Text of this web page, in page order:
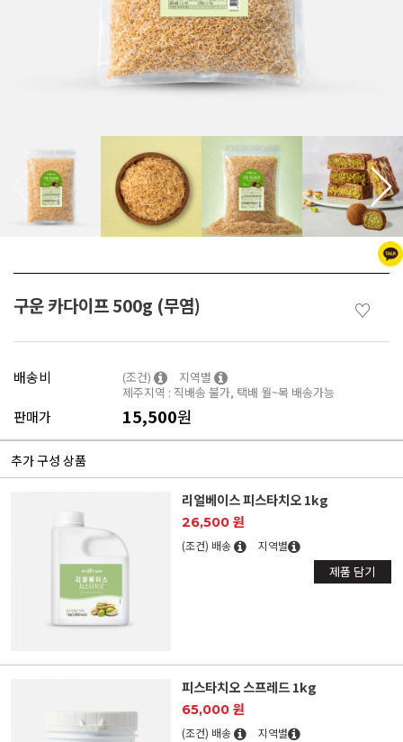
구운 카다이프 500g (무염) ♡
배송비 (조건)
지역별
제주지역 : 직배송 불가, 택배 월~목 배송가능
판매가 15,500원
추가 구성 상품
리얼베이스 피스타치오 1kg
26,500 원
(조건) 배송 지역별
제품 담기
피스타치오 스프레드 1kg
65,000 원
(조건) 배송 지역별